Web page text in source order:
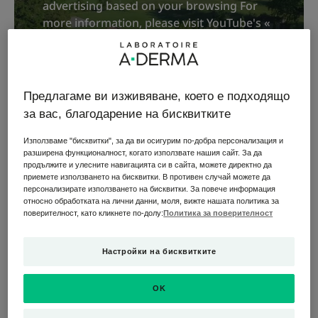
advertising based on your browsing For
more information, please visit YouTube's «
cookie » policy.
You have rejected Youtube's cookies and
You can change your choices by clicking on
« Cookie Settings » and accept Youtube's
cookies to enable the video.
You can change this setting and withdraw
your consent at any time.
Настройки на бисквитките
Предлагаме ви изживяване, което е подходящо
за вас, благодарение на бисквитките
Използваме "бисквитки", за да ви осигурим по-добра персонализация и
разширена функционалност, когато използвате нашия сайт. За да
продължите и улесните навигацията си в сайта, можете директно да
приемете използването на бисквитки. В противен случай можете да
персонализирате използването на бисквитки. За повече информация
относно обработката на лични данни, моля, вижте нашата политика за
поверителност, като кликнете по-долу:Политика за поверителност
Настройки на бисквитките
OK